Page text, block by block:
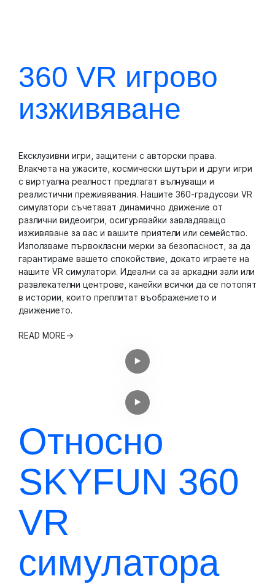
към това вашият VR бизнес да печели
пари!
Получете Запитване
360 VR игрово
изживяване
Ексклузивни игри, защитени с авторски права.
Влакчета на ужасите, космически шутъри и други игри
с виртуална реалност предлагат вълнуващи и
реалистични преживявания. Нашите 360-градусови VR
симулатори съчетават динамично движение от
различни видеоигри, осигурявайки завладяващо
изживяване за вас и вашите приятели или семейство.
Използваме първокласни мерки за безопасност, за да
гарантираме вашето спокойствие, докато играете на
нашите VR симулатори. Идеални са за аркадни зали или
развлекателни центрове, канейки всички да се потопят
в истории, които преплитат въображението и
движението.
READ MORE→
Относно
SKYFUN 360
VR
симулатора